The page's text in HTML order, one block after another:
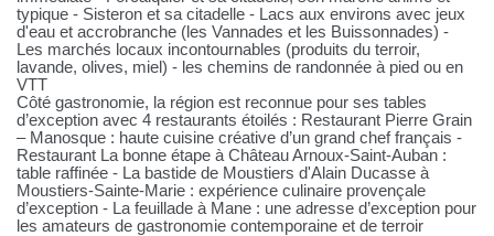
typique - Sisteron et sa citadelle - Lacs aux environs avec jeux
d'eau et accrobranche (les Vannades et les Buissonnades) -
Les marchés locaux incontournables (produits du terroir,
lavande, olives, miel) - les chemins de randonnée à pied ou en
VTT
Côté gastronomie, la région est reconnue pour ses tables
d’exception avec 4 restaurants étoilés : Restaurant Pierre Grain
– Manosque : haute cuisine créative d’un grand chef français -
Restaurant La bonne étape à Château Arnoux-Saint-Auban :
table raffinée - La bastide de Moustiers d'Alain Ducasse à
Moustiers-Sainte-Marie : expérience culinaire provençale
d’exception - La feuillade à Mane : une adresse d’exception pour
les amateurs de gastronomie contemporaine et de terroir